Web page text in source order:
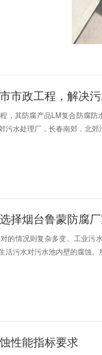
市政工程，解决
，其防腐产品LM复合防腐
污水处理厂，长春南郊，北郊
择烟台鲁蒙防腐
的情况则复杂多变。工业污
活污水对污水池内壁的腐蚀
性能指标要求